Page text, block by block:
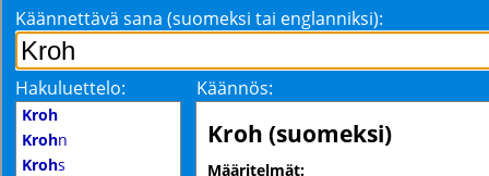
Käännettävä sana (suomeksi tai englanniksi):
Hakuluettelo: Käännös:
Kroh
Krohn
Krohs
Kroh (suomeksi)
Määritelmät: